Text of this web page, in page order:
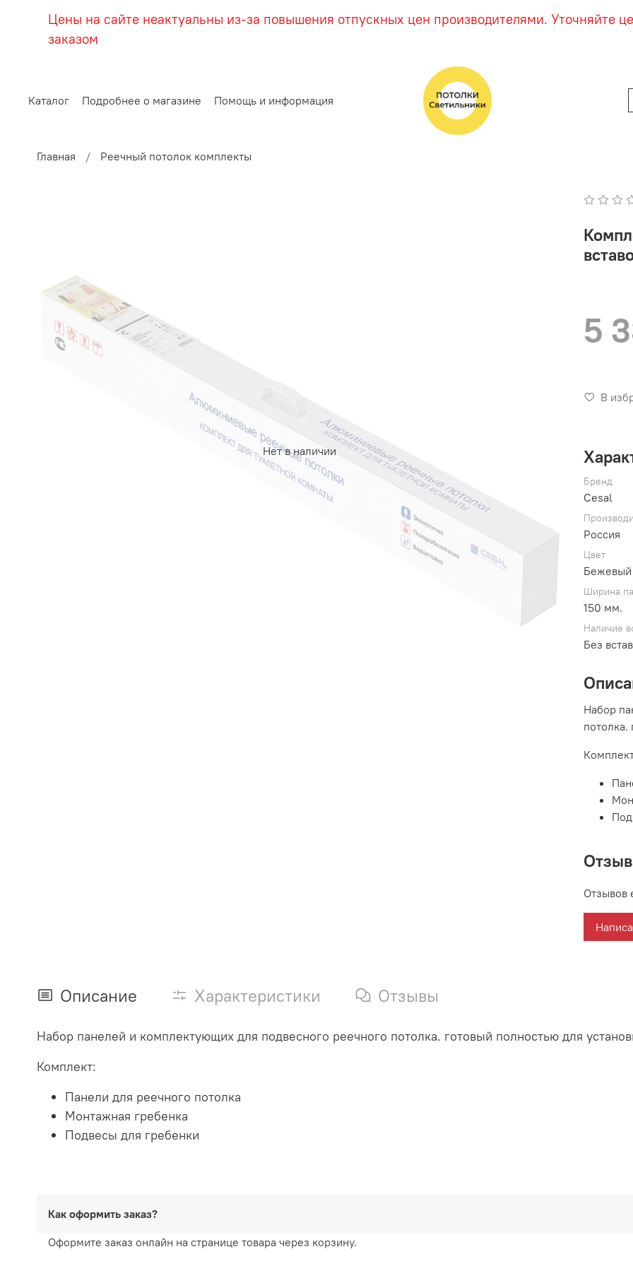
Цены на сайте неактуальны из-за повышения отпускных цен производителями. Уточняйте
заказом
Каталог Подробнее о магазине Помощь и информация
Главная Реечный потолок комплекты
Нет в наличии
5
В
Бренд
Cesal
Россия
Цвет
Ширина
150 мм.
Наличие
Без
Набор
потолка.
Отзывов
Описание Характеристики Отзывы
Набор панелей и комплектующих для подвесного реечного потолка. готовый полностью для
Комплект:
Панели для реечного потолка
Монтажная гребенка
Подвесы для гребенки
Как оформить заказ?
Оформите заказ онлайн на странице товара через корзину.